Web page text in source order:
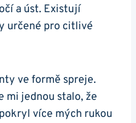
a úst. Existují
určené pro citlivé
ve formě spreje.
mi jednou stalo, že
více mých rukou